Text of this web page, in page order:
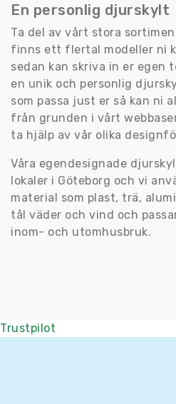
En personlig djurskylt
Ta del av vårt stora
finns ett flertal modeller ni
sedan kan skriva in er egen
en unik och personlig
som passa just er så kan ni
från grunden i vårt
ta hjälp av vår olika
Våra egendesignade
lokaler i Göteborg och vi
material som plast, trä,
tål väder och vind och
inom- och utomhusbruk.
Trustpilot